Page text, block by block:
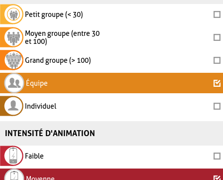
Petit groupe (< 30)
Moyen groupe (entre 30
et 100)
Grand groupe (> 100)
Équipe
Individuel
INTENSITÉ D'ANIMATION
Faible